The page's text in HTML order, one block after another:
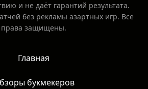
и не даёт гарантий результата.
без рекламы азартных игр. Все
права защищены.
Главная
букмекеров